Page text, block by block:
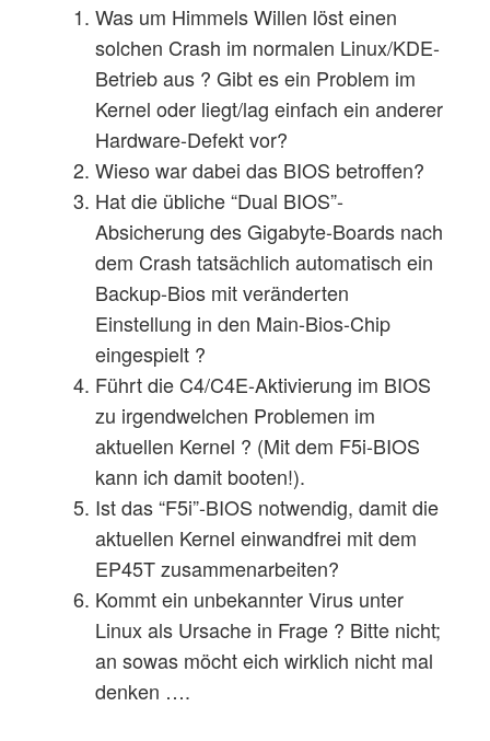
Was um Himmels Willen löst einen
solchen Crash im normalen Linux/KDE-
Betrieb aus ? Gibt es ein Problem im
Kernel oder liegt/lag einfach ein anderer
Hardware-Defekt vor?
Wieso war dabei das BIOS betroffen?
Hat die übliche “Dual BIOS”-
Absicherung des Gigabyte-Boards nach
dem Crash tatsächlich automatisch ein
Backup-Bios mit veränderten
Einstellung in den Main-Bios-Chip
eingespielt ?
Führt die C4/C4E-Aktivierung im BIOS
zu irgendwelchen Problemen im
aktuellen Kernel ? (Mit dem F5i-BIOS
kann ich damit booten!).
Ist das “F5i”-BIOS notwendig, damit die
aktuellen Kernel einwandfrei mit dem
EP45T zusammenarbeiten?
Kommt ein unbekannter Virus unter
Linux als Ursache in Frage ? Bitte nicht;
an sowas möcht eich wirklich nicht mal
denken ….